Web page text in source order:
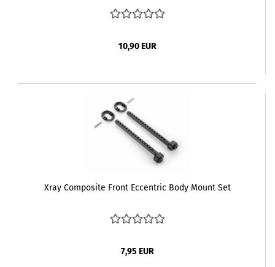
10,90 EUR
Xray Composite Front Eccentric Body Mount Set
7,95 EUR